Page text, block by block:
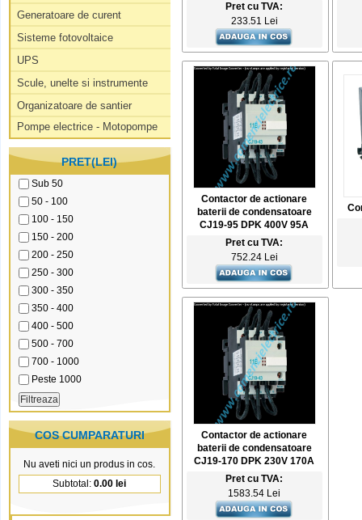
Generatoare de curent
Sisteme fotovoltaice
UPS
Scule, unelte si instrumente
Organizatoare de santier
Pompe electrice - Motopompe
PRET(LEI)
Sub 50
50 - 100
100 - 150
150 - 200
200 - 250
250 - 300
300 - 350
350 - 400
400 - 500
500 - 700
700 - 1000
Peste 1000
COS CUMPARATURI
Nu aveti nici un produs in cos.
Subtotal: 0.00 lei
Pret cu TVA:
233.51 Lei
Contactor de actionare
baterii de condensatoare
CJ19-95 DPK 400V 95A
Pret cu TVA:
752.24 Lei
Contactor de actionare
baterii de condensatoare
CJ19-170 DPK 230V 170A
Pret cu TVA:
1583.54 Lei